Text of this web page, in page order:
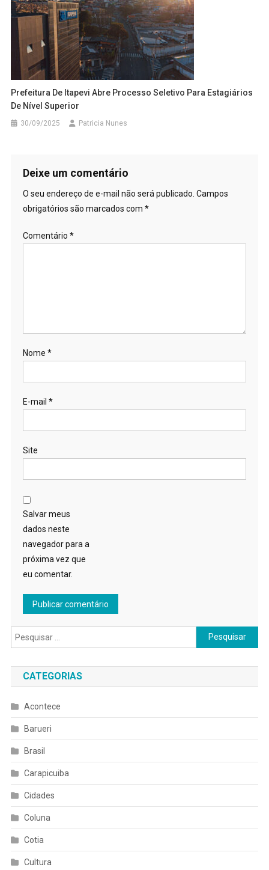
Prefeitura De Itapevi Abre Processo Seletivo Para Estagiários
De Nível Superior
30/09/2025 Patricia Nunes
Deixe um comentário
O seu endereço de e-mail não será publicado. Campos
obrigatórios são marcados com *
Comentário *
Nome *
E-mail *
Site
Salvar meus
dados neste
navegador para a
próxima vez que
eu comentar.
Pesquisar
por:
CATEGORIAS
Acontece
Barueri
Brasil
Carapicuiba
Cidades
Coluna
Cotia
Cultura